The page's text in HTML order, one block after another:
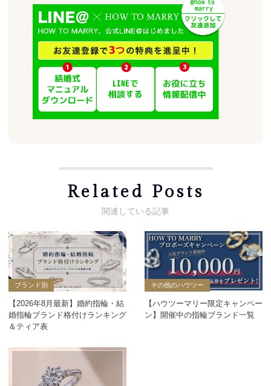
Related Posts
ブランド別
【2026年8月最新】婚約指輪・結
婚指輪ブランド格付けランキング
＆ティア表
その他のハウツー
【ハウツーマリー限定キャンペー
ン】開催中の指輪ブランド一覧